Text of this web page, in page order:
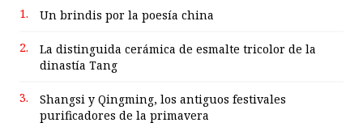
1. Un brindis por la poesía china
2.
La distinguida cerámica de esmalte tricolor de la
dinastía Tang
3.
Shangsi y Qingming, los antiguos festivales
purificadores de la primavera